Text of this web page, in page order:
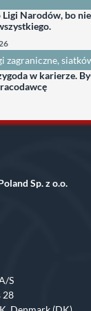
Narodów, bo
zagraniczne,
w karierze.
Sp. z o.o.
S
28